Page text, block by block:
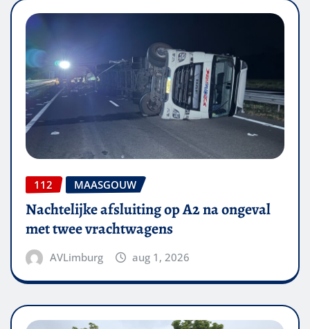
112 MAASGOUW
Nachtelijke afsluiting op A2 na ongeval
met twee vrachtwagens
AVLimburg aug 1, 2026